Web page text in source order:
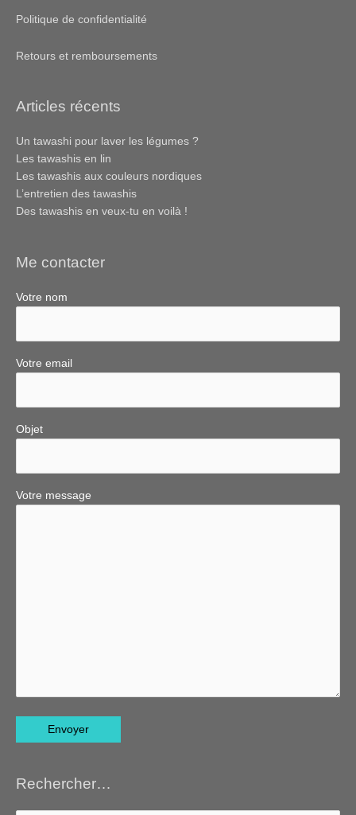
Politique de confidentialité
Retours et remboursements
Articles récents
Un tawashi pour laver les légumes ?
Les tawashis en lin
Les tawashis aux couleurs nordiques
L’entretien des tawashis
Des tawashis en veux-tu en voilà !
Me contacter
Votre nom
Votre email
Objet
Votre message
Rechercher…